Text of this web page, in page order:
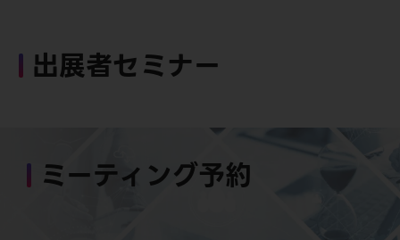
出展者セミナー
ミーティング予約